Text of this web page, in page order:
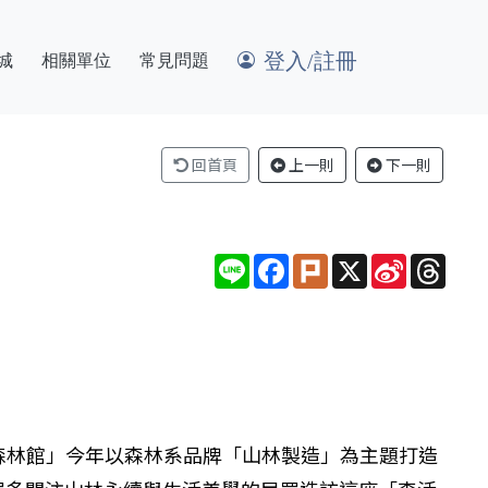
相關單位 常見問題 登入/註冊
回首頁 上一則 下一則
Line Facebook
PlurkX Sina
Weibo
館」今年以森林系品牌「山林製造」為主題打造